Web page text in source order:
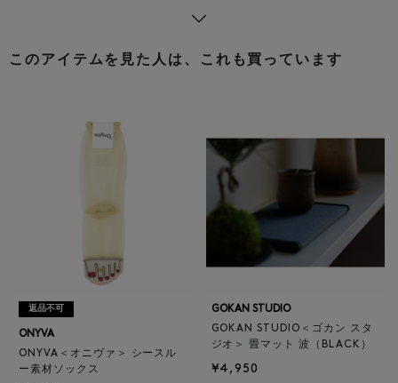
このアイテムを見た人は、これも買っています
返品不可
ONYVA
ONYVA＜オニヴァ＞ シースル
ー素材ソックス
GOKAN STUDIO
GOKAN STUDIO＜ゴカン スタ
ジオ＞ 畳マット 波（BLACK）
¥4,950